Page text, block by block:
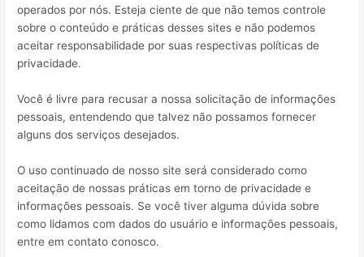
operados por nós. Esteja ciente de que não temos controle
sobre o conteúdo e práticas desses sites e não podemos
aceitar responsabilidade por suas respectivas políticas de
privacidade.
Você é livre para recusar a nossa solicitação de informações
pessoais, entendendo que talvez não possamos fornecer
alguns dos serviços desejados.
O uso continuado de nosso site será considerado como
aceitação de nossas práticas em torno de privacidade e
informações pessoais. Se você tiver alguma dúvida sobre
como lidamos com dados do usuário e informações pessoais,
entre em contato conosco.